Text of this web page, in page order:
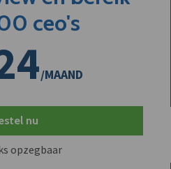
ceo's
/MAAND
nu
opzegbaar